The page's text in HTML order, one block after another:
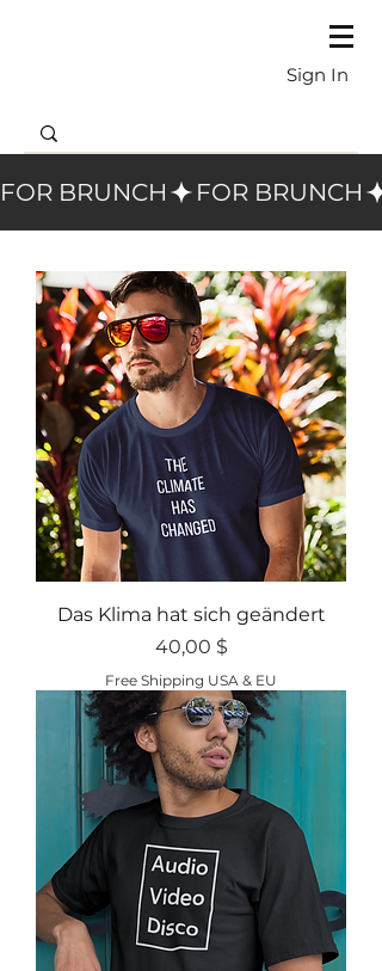
Sign In
FOR BRUNCH
Das Klima hat sich geändert
Preis
40,00 $
Free Shipping USA & EU